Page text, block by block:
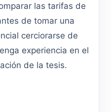
las tarifas de
de tomar una
cerciorarse de
experiencia en el
de la tesis.